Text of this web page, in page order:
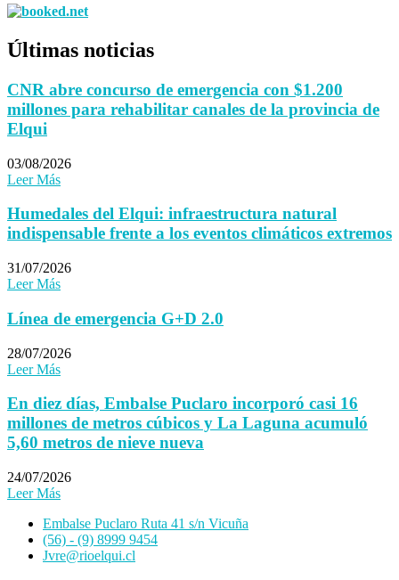
Últimas noticias
CNR abre concurso de emergencia con $1.200
millones para rehabilitar canales de la provincia de
Elqui
03/08/2026
Leer Más
Humedales del Elqui: infraestructura natural
indispensable frente a los eventos climáticos extremos
31/07/2026
Leer Más
Línea de emergencia G+D 2.0
28/07/2026
Leer Más
En diez días, Embalse Puclaro incorporó casi 16
millones de metros cúbicos y La Laguna acumuló
5,60 metros de nieve nueva
24/07/2026
Leer Más
Embalse Puclaro Ruta 41 s/n Vicuña
(56) - (9) 8999 9454
Jvre@rioelqui.cl